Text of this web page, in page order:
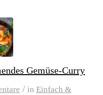
Gemüse-Curry
/ in Einfach &